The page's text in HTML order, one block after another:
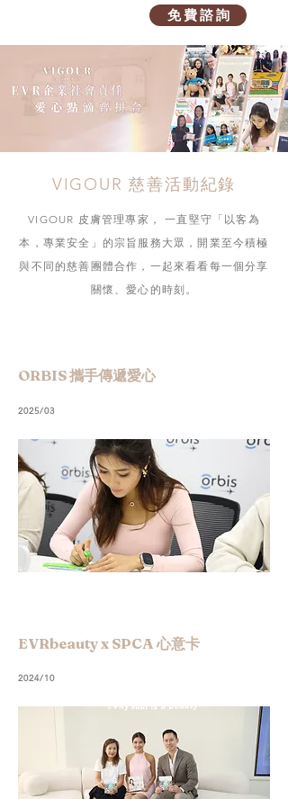
免 費 諮 詢
VIGOUR 慈善活動紀錄
VIGOUR 皮膚管理專家， 一直堅守「以客為
本，專業安全」的宗旨服務大眾，開業至今積極
與不同的慈善團體合作，一起來看看每一個分享
關懷、愛心的時刻。
ORBIS 攜手傳遞愛心
2025/03
EVRbeauty x SPCA 心意卡
2024/10